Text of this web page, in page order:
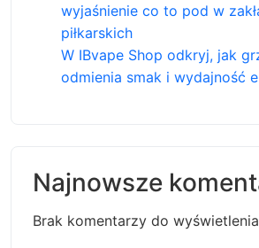
wyjaśnienie co to pod w
piłkarskich
W IBvape Shop odkryj, jak
odmienia smak i wydajność
Najnowsze
Brak komentarzy do